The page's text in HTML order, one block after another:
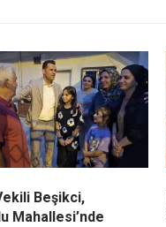
Beşikci,
Mahallesi’nde